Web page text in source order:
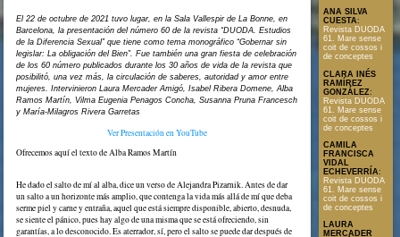
Text en format PDF
El 22 de octubre de 2021 tuvo lugar, en la Sala Vallespir de La Bonne, en
Barcelona, la presentación del número 60 de la revista “DUODA. Estudios
de la Diferencia Sexual” que tiene como tema monográfico “Gobernar sin
legislar: La obligación del Bien”. Fue también una gran fiesta de celebración
de los 60 número publicados durante los 30 años de vida de la revista que
posibilitó, una vez más, la circulación de saberes, autoridad y amor entre
mujeres. Intervinieron Laura Mercader Amigó, Isabel Ribera Domene, Alba
Ramos Martín, Vilma Eugenia Penagos Concha, Susanna Pruna Francesch
y María-Milagros Rivera Garretas
Ver Presentación en YouTube
Ofrecemos aquí el texto de Alba Ramos Martín
He dado el salto de mí al alba, dice un verso de Alejandra Pizarnik. Antes de dar
un salto a un horizonte más amplio, que contenga la vida más allá de mí que deba
serme piel y carne y entraña, aquel que está siempre disponible, abierto, desnuda,
se siente el pánico, pues hay algo de una misma que se está ofreciendo, sin
garantías, a lo desconocido. Es aterrador, sí, pero el salto se puede dar después de
ANA SILVA
CUESTA:
Revista DUODA
61. Mare sense
coit de cossos i
de conceptes
CLARA INÉS
RAMÍREZ
GONZÁLEZ:
Revista DUODA
61. Mare sense
coit de cossos i
de conceptes
CAMILA
FRANCISCA
VIDAL
ECHEVERRÍA:
Revista DUODA
61. Mare sense
coit de cossos i
de conceptes
LAURA
MERCADER